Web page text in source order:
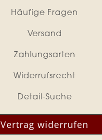
Häufige Fragen
Versand
Zahlungsarten
Widerrufsrecht
Detail-Suche
Vertrag widerrufen